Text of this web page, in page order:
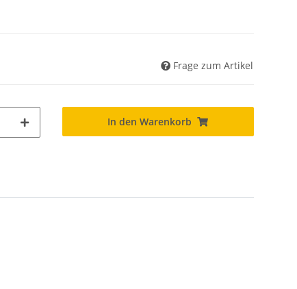
Frage zum Artikel
In den Warenkorb